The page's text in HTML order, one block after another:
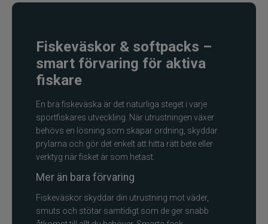
Småplock
Förvaring
Termosar och kylväskor
Håvar, mm
Verktyg
Fiskeväskor & softpacks –
smart förvaring för aktiva
fiskare
En bra fiskeväska är det naturliga steget i varje
sportfiskares utveckling. När utrustningen växer
behövs en lösning som skapar ordning, skyddar
prylarna och gör det enkelt att hitta rätt bete eller
verktyg när fisket är som hetast.
Mer än bara förvaring
Fiskeväskor skyddar din utrustning mot väder,
smuts och stötar samtidigt som de ger snabb